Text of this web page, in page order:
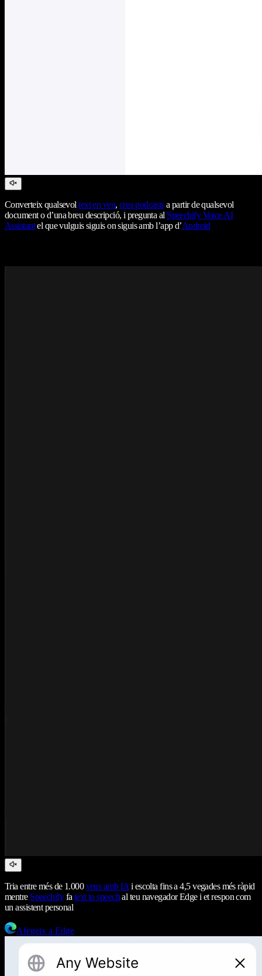
Converteix qualsevoltext en veu, crea podcastsa partir de qualsevol
document o d’una breu descripció, i pregunta al Speechify Voice AI
Assistantel que vulguis siguis on siguis amb l’app d’Android
Tria entre més de 1.000veus amb IA i escolta fins a 4,5 vegades més ràpid
mentre Speechifyfa text to speechal teu navegador Edge i et respon com
un assistent personal
Afegeix a Edge